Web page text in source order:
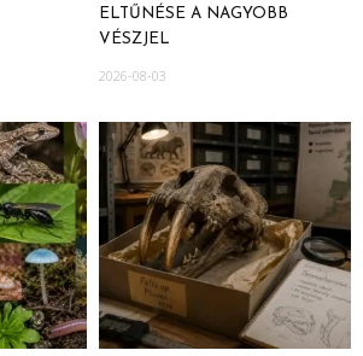
ELTŰNÉSE A NAGYOBB
VÉSZJEL
2026-08-03